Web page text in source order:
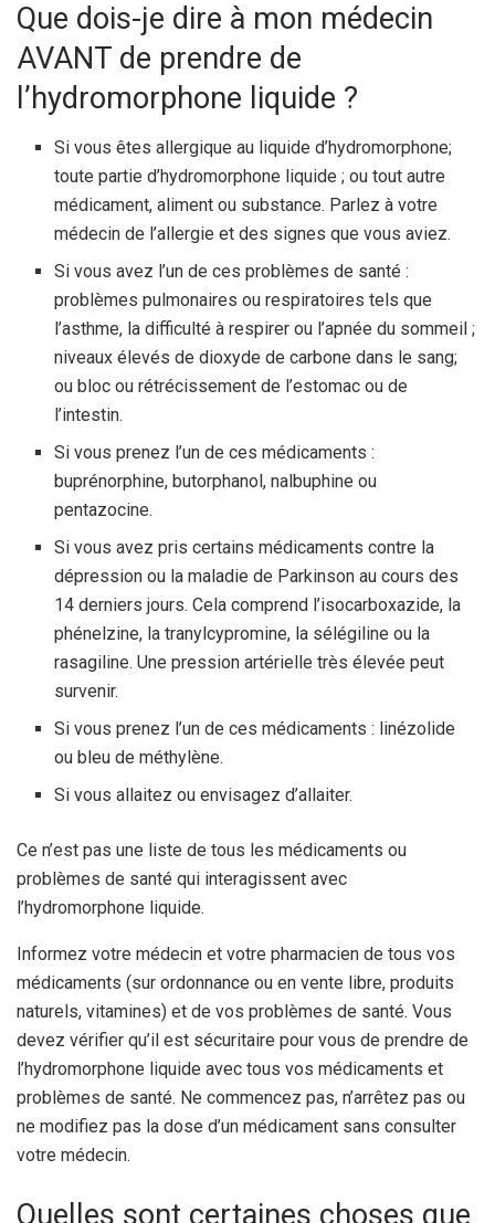
Que dois-je dire à mon médecin
AVANT de prendre de
l’hydromorphone liquide ?
Si vous êtes allergique au liquide d’hydromorphone;
toute partie d’hydromorphone liquide ; ou tout autre
médicament, aliment ou substance. Parlez à votre
médecin de l’allergie et des signes que vous aviez.
Si vous avez l’un de ces problèmes de santé :
problèmes pulmonaires ou respiratoires tels que
l’asthme, la difficulté à respirer ou l’apnée du sommeil ;
niveaux élevés de dioxyde de carbone dans le sang;
ou bloc ou rétrécissement de l’estomac ou de
l’intestin.
Si vous prenez l’un de ces médicaments :
buprénorphine, butorphanol, nalbuphine ou
pentazocine.
Si vous avez pris certains médicaments contre la
dépression ou la maladie de Parkinson au cours des
14 derniers jours. Cela comprend l’isocarboxazide, la
phénelzine, la tranylcypromine, la sélégiline ou la
rasagiline. Une pression artérielle très élevée peut
survenir.
Si vous prenez l’un de ces médicaments : linézolide
ou bleu de méthylène.
Si vous allaitez ou envisagez d’allaiter.
Ce n’est pas une liste de tous les médicaments ou
problèmes de santé qui interagissent avec
l’hydromorphone liquide.
Informez votre médecin et votre pharmacien de tous vos
médicaments (sur ordonnance ou en vente libre, produits
naturels, vitamines) et de vos problèmes de santé. Vous
devez vérifier qu’il est sécuritaire pour vous de prendre de
l’hydromorphone liquide avec tous vos médicaments et
problèmes de santé. Ne commencez pas, n’arrêtez pas ou
ne modifiez pas la dose d’un médicament sans consulter
votre médecin.
Quelles sont certaines choses que